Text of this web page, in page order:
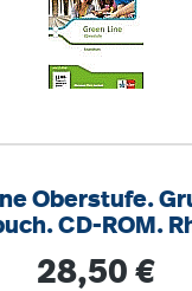
Oberstufe.
CD-ROM.
Regulärer Preis:
28,50 €